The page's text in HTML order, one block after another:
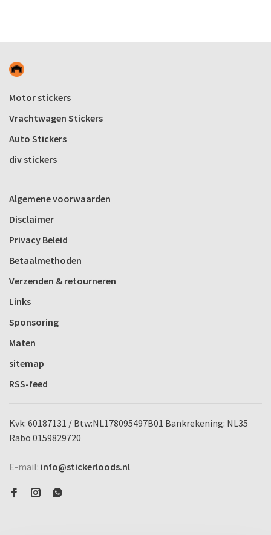
Motor stickers
Vrachtwagen Stickers
Auto Stickers
div stickers
Algemene voorwaarden
Disclaimer
Privacy Beleid
Betaalmethoden
Verzenden & retourneren
Links
Sponsoring
Maten
sitemap
RSS-feed
Kvk: 60187131 / Btw:NL178095497B01 Bankrekening: NL35
Rabo 0159829720
E-mail: info@stickerloods.nl